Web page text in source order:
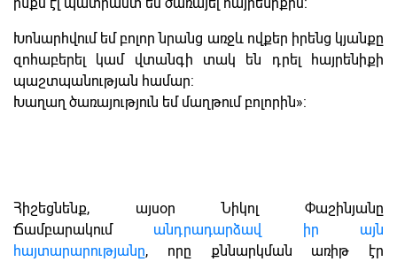
Խոնարհվում եմ բոլոր նրանց առջև ովքեր իրենց կյանքը
զոհաբերել կամ վտանգի տակ են դրել հայրենիքի
պաշտպանության համար:
Խաղաղ ծառայություն եմ մաղթում բոլորին»:
Հիշեցնենք, այսօր Նիկոլ Փաշինյանը
Ճամբարակում անդրադարձավ իր այն
հայտարարությանը, որը քննարկման առիթ էր